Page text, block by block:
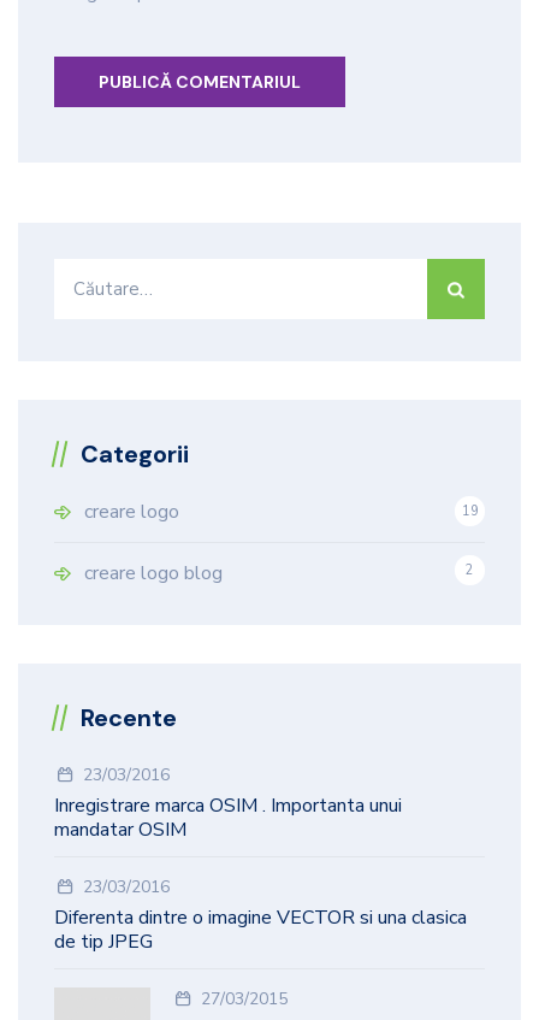
Categorii
creare logo
19
creare logo blog 2
Recente
23/03/2016
Inregistrare marca OSIM . Importanta unui
mandatar OSIM
23/03/2016
Diferenta dintre o imagine VECTOR si una clasica
de tip JPEG
27/03/2015